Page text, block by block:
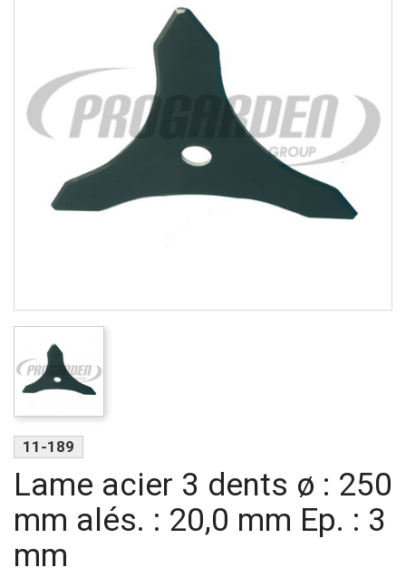
11-189
Lame acier 3 dents ø : 250
mm alés. : 20,0 mm Ep. : 3
mm